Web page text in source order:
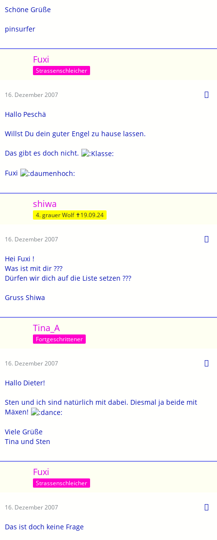
Schöne Grüße
pinsurfer
Fuxi
Strassenschleicher
16. Dezember 2007
Hallo Peschä
Willst Du dein guter Engel zu hause lassen.
Das gibt es doch nicht.
Fuxi
shiwa
4. grauer Wolf ✝19.09.24
16. Dezember 2007
Hei Fuxi !
Was ist mit dir ???
Dürfen wir dich auf die Liste setzen ???
Gruss Shiwa
Tina_A
Fortgeschrittener
16. Dezember 2007
Hallo Dieter!
Sten und ich sind natürlich mit dabei. Diesmal ja beide mit
Mäxen!
Viele Grüße
Tina und Sten
Fuxi
Strassenschleicher
16. Dezember 2007
Das ist doch keine Frage